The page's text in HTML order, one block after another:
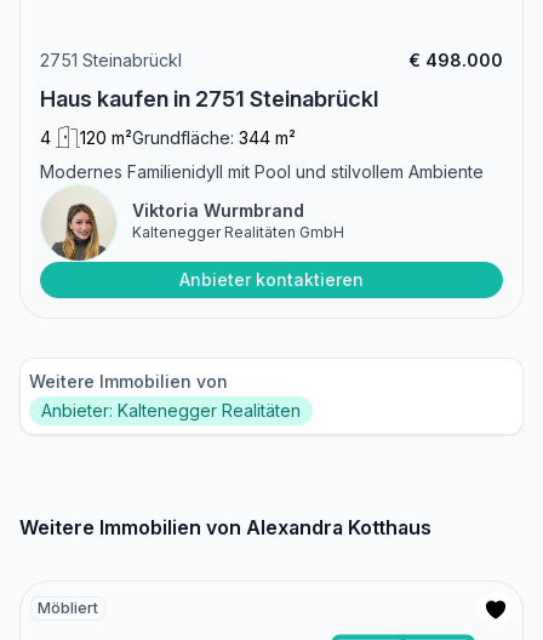
2751 Steinabrückl € 498.000
Haus kaufen in 2751 Steinabrückl
4 120 m²Grundfläche: 344 m²
Modernes Familienidyll mit Pool und stilvollem Ambiente
Viktoria Wurmbrand
Kaltenegger Realitäten GmbH
Anbieter kontaktieren
Weitere Immobilien von
Anbieter: Kaltenegger Realitäten
Weitere Immobilien von Alexandra Kotthaus
Möbliert